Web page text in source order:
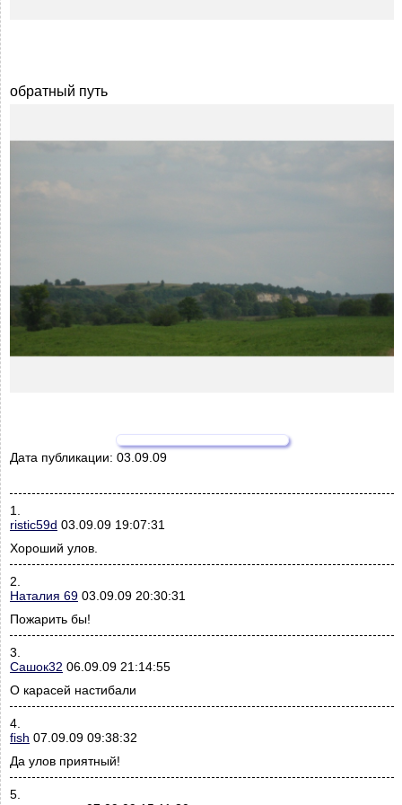
обратный путь
Дата публикации: 03.09.09
1.
ristic59d 03.09.09 19:07:31
Хороший улов.
2.
Наталия 69 03.09.09 20:30:31
Пожарить бы!
3.
Сашок32 06.09.09 21:14:55
О карасей настибали
4.
fish 07.09.09 09:38:32
Да улов приятный!
5.